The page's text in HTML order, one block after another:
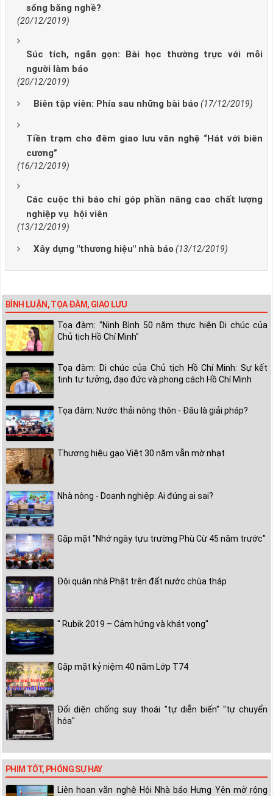
sống bằng nghề?
(20/12/2019)
Súc tích, ngắn gọn: Bài học thường trực với mỗi
người làm báo
(20/12/2019)
Biên tập viên: Phía sau những bài báo (17/12/2019)
Tiền trạm cho đêm giao lưu văn nghệ “Hát với biên
cương”
(16/12/2019)
Các cuộc thi báo chí góp phần nâng cao chất lượng
nghiệp vụ hội viên
(13/12/2019)
Xây dựng "thương hiệu" nhà báo (13/12/2019)
BÌNH LUẬN, TỌA ĐÀM, GIAO LƯU
Tọa đàm: "Ninh Bình 50 năm thực hiện Di chúc của
Chủ tịch Hồ Chí Minh"
Tọa đàm: Di chúc của Chủ tịch Hồ Chí Minh: Sự kết
tinh tư tưởng, đạo đức và phong cách Hồ Chí Minh
Tọa đàm: Nước thải nông thôn - Đâu là giải pháp?
Thương hiệu gạo Việt 30 năm vẫn mờ nhạt
Nhà nông - Doanh nghiệp: Ai đúng ai sai?
Gặp mặt "Nhớ ngày tựu trường Phù Cừ 45 năm trước"
Đội quân nhà Phật trên đất nước chùa tháp
" Rubik 2019 – Cảm hứng và khát vọng"
Gặp mặt kỷ niệm 40 năm Lớp T74
Đối diện chống suy thoái "tự diễn biến" "tự chuyển
hóa"
PHIM TỐT, PHÓNG SỰ HAY
Liên hoan văn nghệ Hội Nhà báo Hưng Yên mở rộng